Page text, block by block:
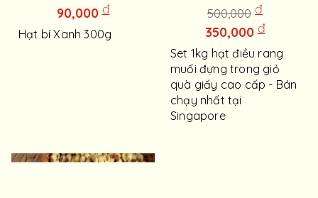
90,000 đ
Hạt bí Xanh 300g
500,000 đ
350,000 đ
Set 1kg hạt điều rang
muối đựng trong giỏ
quà giấy cao cấp - Bán
chạy nhất tại
Singapore